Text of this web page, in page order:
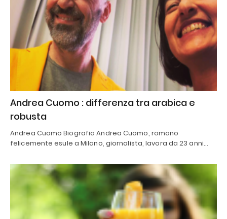
Andrea Cuomo : differenza tra arabica e
robusta
Andrea Cuomo Biografia Andrea Cuomo, romano
felicemente esule a Milano, giornalista, lavora da 23 anni…